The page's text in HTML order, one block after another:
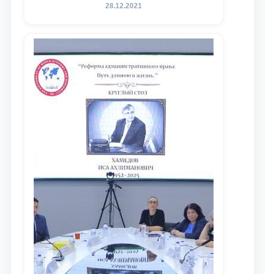
доведения до международного
сообщества результатов реформ и
исследований в сфере
противодействия коррупции
28.12.2021